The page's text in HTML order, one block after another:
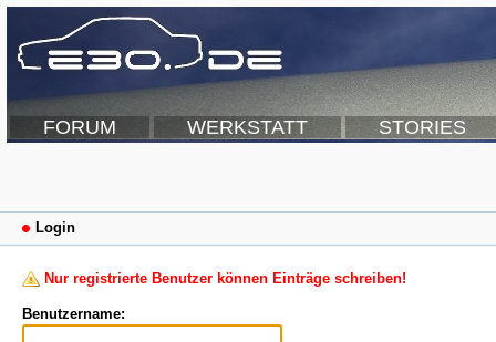
FORUM WERKSTATT STORIES
Login
Nur registrierte Benutzer können Einträge schreiben!
Benutzername: